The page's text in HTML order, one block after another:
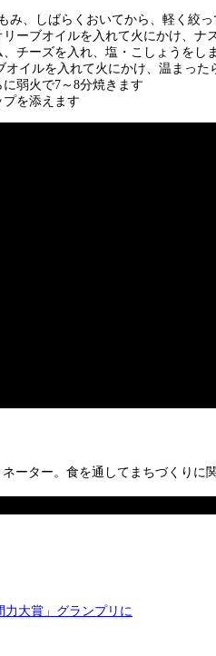
み、しばらくおいてから、軽く絞
ーブオイルを入れて火にかけ、ナ
チーズを入れ、塩・こしょうをし
オイルを入れて火にかけ、温まっ
弱火で7～8分焼きます
を添えます
ーター。食を通してまちづくりに
力大賞」グランプリに